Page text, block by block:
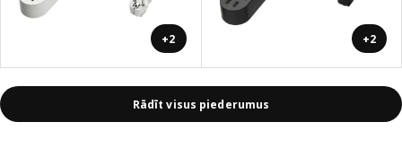
+2 +2
Rādīt visus piederumus